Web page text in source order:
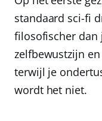
standaard sci-fi
filosofischer dan
zelfbewustzijn
terwijl je
wordt het niet.